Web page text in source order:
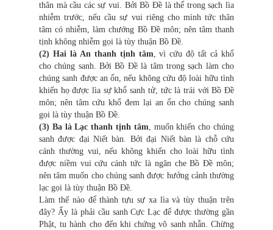
thân mà cầu các sự vui. Bởi Bồ Đề là thể trong sạch lìa
nhiễm trước, nếu cầu sự vui riêng cho mình tức thân
tâm có nhiễm, làm chướng Bồ Đề môn; nên tâm thanh
tịnh không nhiễm gọi là tùy thuận Bồ Đề.
(2) Hai là An thanh tịnh tâm, vì cứu độ tất cả khổ
cho chúng sanh. Bởi Bồ Đề là tâm trong sạch làm cho
chúng sanh được an ổn, nếu không cứu độ loài hữu tình
khiến họ được lìa sự khổ sanh tử, tức là trái với Bồ Đề
môn; nên tâm cứu khổ đem lại an ổn cho chúng sanh
gọi là tùy thuận Bồ Đề.
(3) Ba là Lạc thanh tịnh tâm, muốn khiến cho chúng
sanh được đại Niết bàn. Bởi đại Niết bàn là chỗ cứu
cánh thường vui, nếu không khiến cho loài hữu tình
được niềm vui cứu cánh tức là ngăn che Bồ Đề môn;
nên tâm muốn cho chúng sanh được hưởng cảnh thường
lạc gọi là tùy thuận Bồ Đề.
Làm thế nào để thành tựu sự xa lìa và tùy thuận trên
đây? Ấy là phải cầu sanh Cực Lạc để được thường gần
Phật, tu hành cho đến khi chứng vô sanh nhẫn. Chừng